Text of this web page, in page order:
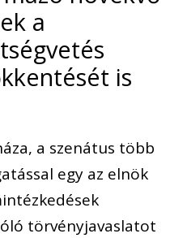
a
is
a szenátus több
egy az elnök
törvényjavaslatot